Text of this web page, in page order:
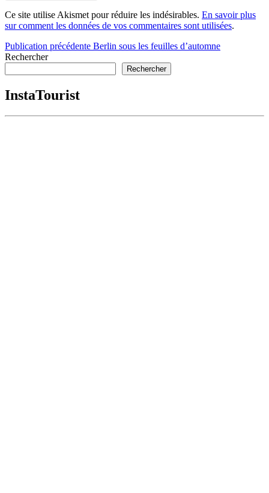
Ce site utilise Akismet pour réduire les indésirables. En savoir plus
sur comment les données de vos commentaires sont utilisées.
Navigation
de
Publication précédente Berlin sous les feuilles d’automne
Rechercher
Rechercher
InstaTourist